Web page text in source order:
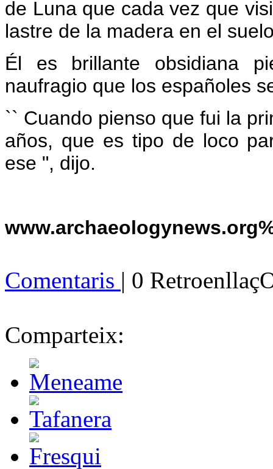
de Luna que cada vez que
lastre de la madera en el
Él es brillante obsidiana
naufragio que los españoles
`` Cuando pienso que fui la
años, que es tipo de loco
ese ", dijo.
Comentaris | 0
Comparteix: